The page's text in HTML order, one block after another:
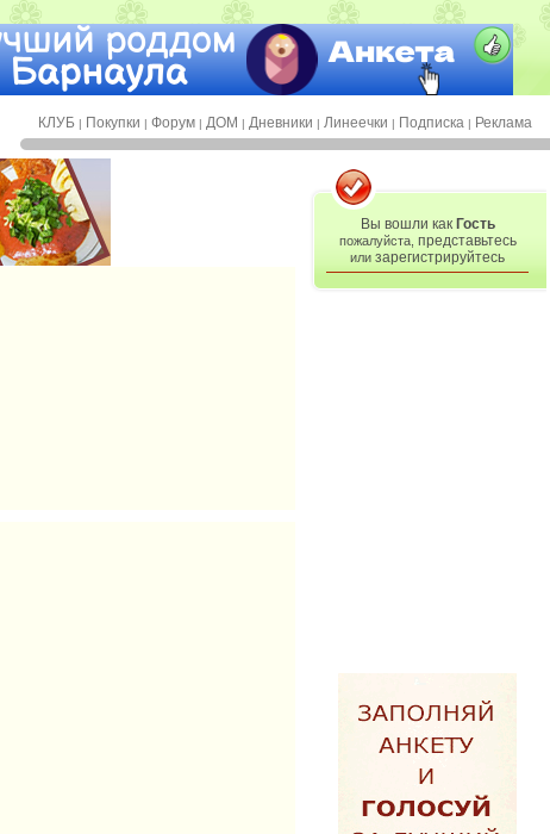
КЛУБ | Покупки | Форум | ДОМ | Дневники | Линеечки | Подписка | Реклама
Вы вошли как Гость
пожалуйста, представьтесь
или зарегистрируйтесь